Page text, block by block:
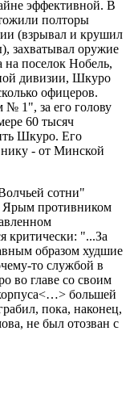
эффективной. В
полторы
(взрывал и крушил
захватывал оружие
поселок Нобель,
дивизии, Шкуро
офицеров.
№ 1", за его голову
60 тысяч
Шкуро. Его
- от Минской
сотни"
Ярым противником
критически: "...За
образом худшие
то службой в
во главе со своим
большей
пока, наконец,
не был отозван с